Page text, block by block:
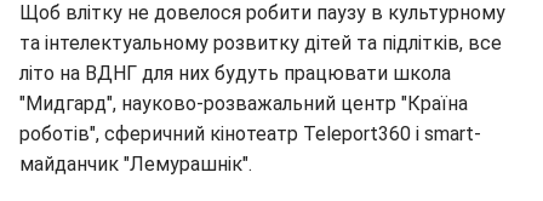
Щоб влітку не довелося робити паузу в культурному
та інтелектуальному розвитку дітей та підлітків, все
літо на ВДНГ для них будуть працювати школа
"Мидгард", науково-розважальний центр "Країна
роботів", сферичний кінотеатр Teleport360 і smart-
майданчик "Лемурашнік".